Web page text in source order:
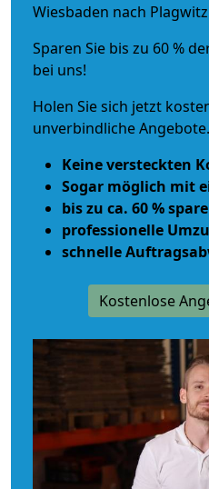
Wiesbaden nach
Sparen Sie bis zu 60 %
bei uns!
Holen Sie sich jetzt
unverbindliche Angebote.
Keine versteckten
Sogar möglich mit
bis zu ca. 60 %
professionelle
schnelle
Kostenlose